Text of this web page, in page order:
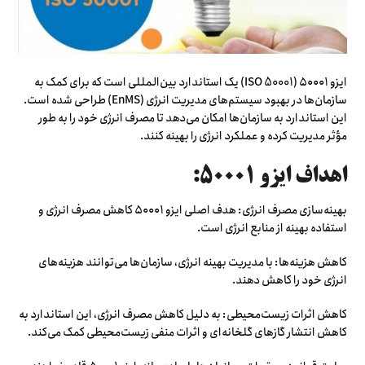
ایزو ۵۰۰۰۱ (ISO 50001) یک استاندارد بین‌المللی است که برای کمک به
سازمان‌ها در بهبود سیستم‌های مدیریت انرژی (EnMS) طراحی شده است.
این استاندارد به سازمان‌ها امکان می‌دهد تا مصرف انرژی خود را به طور
مؤثر مدیریت کرده و عملکرد انرژی را بهینه کنند.
اهداف ایزو ۵۰۰۰۱:
بهینه‌سازی مصرف انرژی: هدف اصلی ایزو ۵۰۰۰۱ کاهش مصرف انرژی و
استفاده بهینه از منابع انرژی است.
کاهش هزینه‌ها: با مدیریت بهینه انرژی، سازمان‌ها می‌توانند هزینه‌های
انرژی خود را کاهش دهند.
کاهش اثرات زیست‌محیطی: به دلیل کاهش مصرف انرژی، این استاندارد به
کاهش انتشار گازهای گلخانه‌ای و اثرات منفی زیست‌محیطی کمک می‌کند.